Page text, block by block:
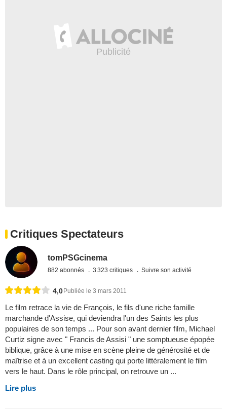
Critiques Spectateurs
tomPSGcinema
882 abonnés 3 323 critiques Suivre son activité
4,0 Publiée le 3 mars 2011
Le film retrace la vie de François, le fils d'une riche famille
marchande d'Assise, qui deviendra l'un des Saints les plus
populaires de son temps ... Pour son avant dernier film, Michael
Curtiz signe avec " Francis de Assisi " une somptueuse épopée
biblique, grâce à une mise en scène pleine de générosité et de
maîtrise et à un excellent casting qui porte littéralement le film
vers le haut. Dans le rôle principal, on retrouve un ...
Lire plus